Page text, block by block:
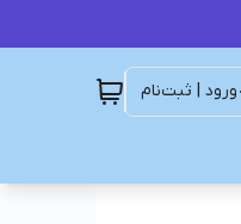
ورود | ثبت‌نام